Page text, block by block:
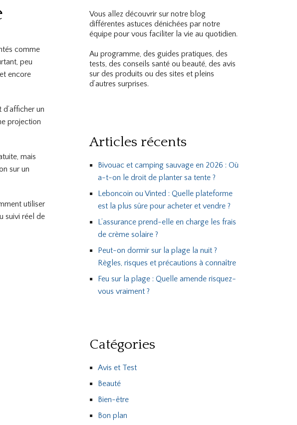
comme
peu
encore
un
projection
mais
sur un
utiliser
suivi réel de
Vous allez découvrir sur notre blog
différentes astuces dénichées par notre
équipe pour vous faciliter la vie au quotidien.
Au programme, des guides pratiques, des
tests, des conseils santé ou beauté, des avis
sur des produits ou des sites et pleins
d’autres surprises.
Articles récents
Bivouac et camping sauvage en 2026 : Où
a-t-on le droit de planter sa tente ?
Leboncoin ou Vinted : Quelle plateforme
est la plus sûre pour acheter et vendre ?
L’assurance prend-elle en charge les frais
de crème solaire ?
Peut-on dormir sur la plage la nuit ?
Règles, risques et précautions à connaître
Feu sur la plage : Quelle amende risquez-
vous vraiment ?
Catégories
Avis et Test
Beauté
Bien-être
Bon plan